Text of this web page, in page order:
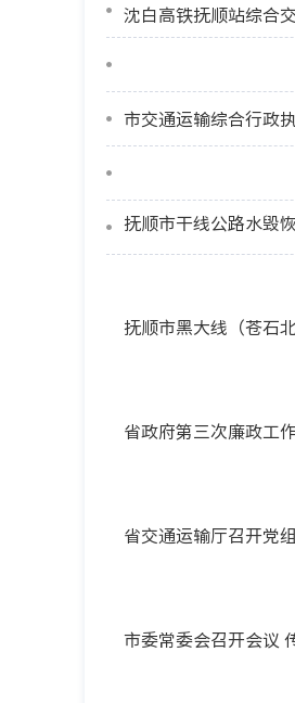
沈白高铁抚顺站综合
市交通运输综合行政
抚顺市干线公路水毁
抚顺市黑大线（苍石
省政府第三次廉政工
省交通运输厅召开党
市委常委会召开会议